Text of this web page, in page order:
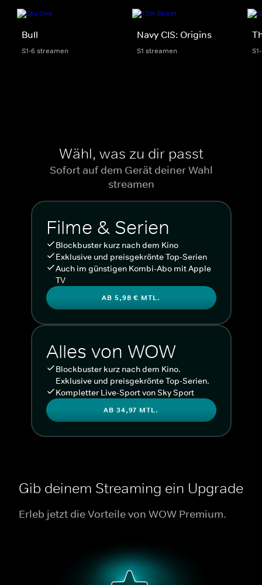
Bull
S1-6 streamen
Navy CIS: Origins
S1 streamen
Wähl, was zu dir passt
Sofort auf dem Gerät deiner Wahl
streamen
Filme & Serien
Blockbuster kurz nach dem Kino
Exklusive und preisgekrönte Top-Serien
Auch im günstigen Kombi-Abo mit Apple
TV
AB 5,98 € MTL.
Alles von WOW
Blockbuster kurz nach dem Kino.
Exklusive und preisgekrönte Top-Serien.
Kompletter Live-Sport von Sky Sport
AB 34,97 MTL.
Gib deinem Streaming ein Upgrade
Erleb jetzt die Vorteile von WOW Premium.